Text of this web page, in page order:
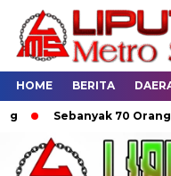
HOME BERITA
Sebanyak 70 Orang di